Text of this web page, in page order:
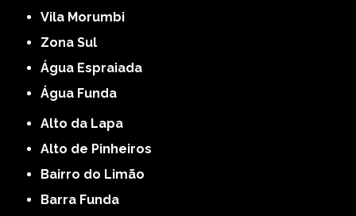
Vila Morumbi
Zona Sul
Água Espraiada
Água Funda
Alto da Lapa
Alto de Pinheiros
Bairro do Limão
Barra Funda